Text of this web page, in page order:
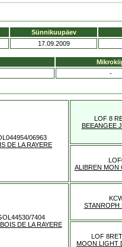
Sünnikuupäev
17.09.2009
-
06963
DE LA RAYERE
LOF 8
BEEANGEE
ALIBREN MON
7404
DE LA RAYERE
STANROPH
LOF
MOON LIGHT